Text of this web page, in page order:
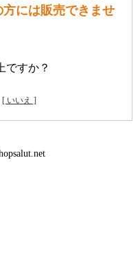
方には販売できませ
ですか？
[ いいえ ]